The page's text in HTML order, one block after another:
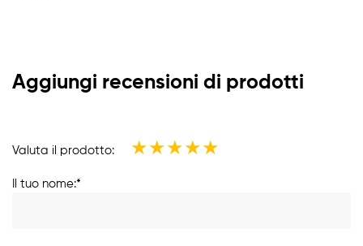
Aggiungi recensioni di prodotti
Valuta il prodotto: ★★★★★
Il tuo nome:*